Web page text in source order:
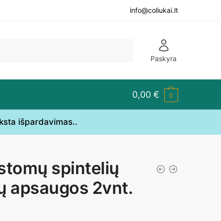
info@coliukai.lt
Paskyra
0,00 € 0
išpardavimas..
spintelių
apsaugos 2vnt.